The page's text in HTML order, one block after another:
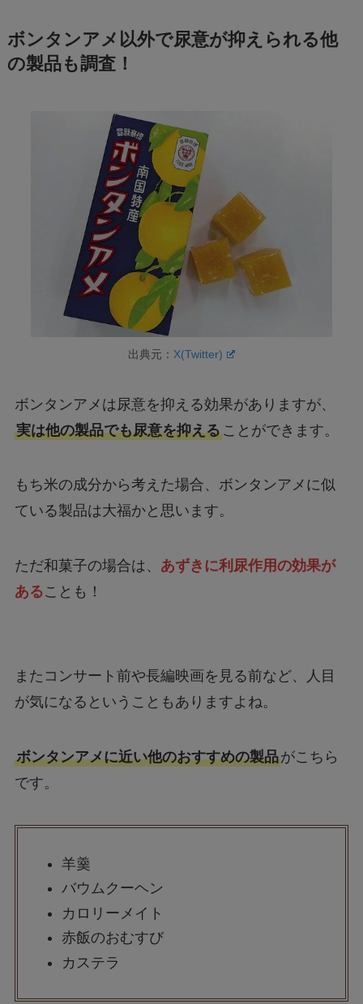
ボンタンアメ以外で尿意が抑えられる他
の製品も調査！
出典元： X(Twitter)
ボンタンアメは尿意を抑える効果がありますが、
実は他の製品でも尿意を抑えることができます。
もち米の成分から考えた場合、ボンタンアメに似
ている製品は大福かと思います。
ただ和菓子の場合は、 あずきに利尿作用の効果が
あることも！
またコンサート前や長編映画を見る前など、人目
が気になるということもありますよね。
ボンタンアメに近い他のおすすめの製品がこちら
です。
羊羹
バウムクーヘン
カロリーメイト
赤飯のおむすび
カステラ